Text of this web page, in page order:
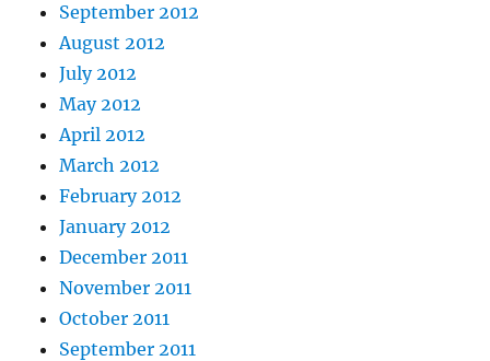
September 2012
August 2012
July 2012
May 2012
April 2012
March 2012
February 2012
January 2012
December 2011
November 2011
October 2011
September 2011